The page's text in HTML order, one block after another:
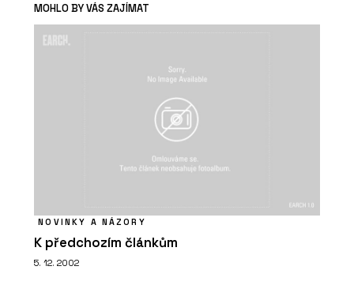
MOHLO BY VÁS ZAJÍMAT
NOVINKY A NÁZORY
K předchozím článkům
5. 12. 2002